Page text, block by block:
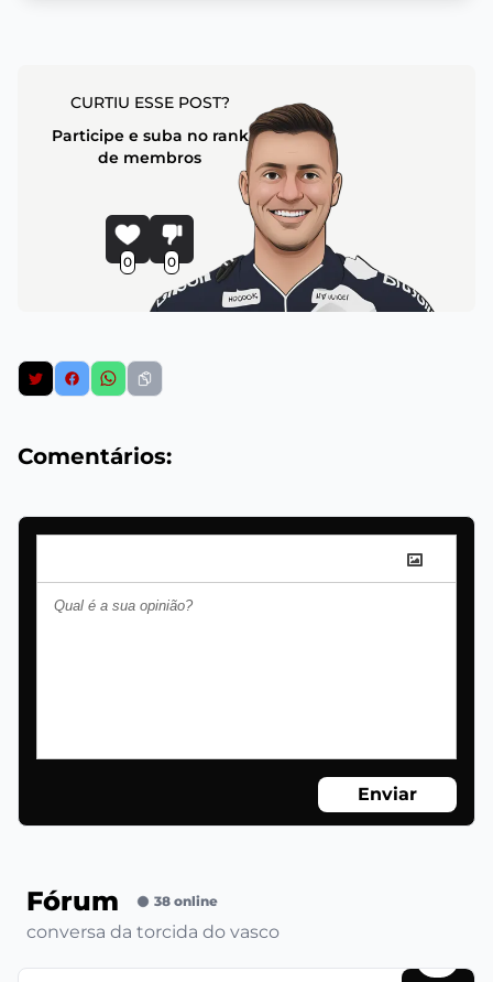
CURTIU ESSE POST?
Participe e suba no rank
de membros
0 0
Comentários:
Enviar
Fórum 38 online
conversa da torcida do vasco